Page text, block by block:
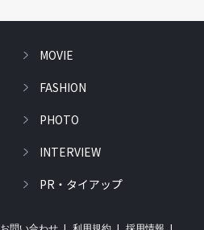
MOVIE
FASHION
PHOTO
INTERVIEW
PR・タイアップ